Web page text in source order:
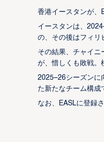
香港イースタンが、
イースタンは、
の、その後はフィリ
その結果、チャイニ
が、惜しくも敗戦。
2025–26シーズンに
た新たなチーム構成
なお、EASLに登録